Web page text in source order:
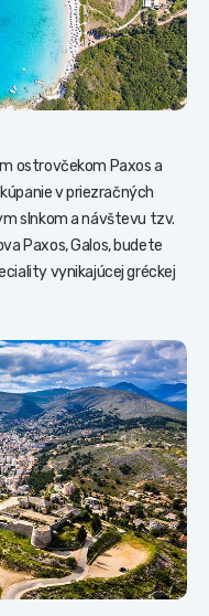
ostrovčekom Paxos a
v priezračných
slnkom a návštevu tzv.
Paxos, Galos, budete
vynikajúcej gréckej